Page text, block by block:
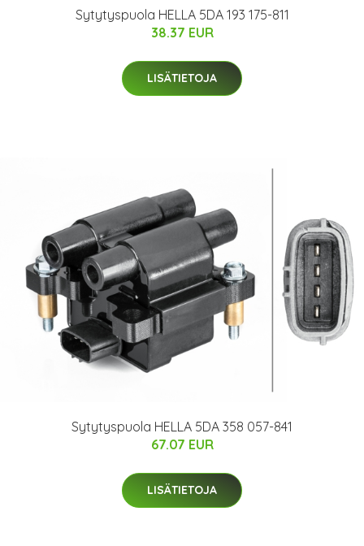
Sytytyspuola HELLA 5DA 193 175-811
38.37 EUR
LISÄTIETOJA
Sytytyspuola HELLA 5DA 358 057-841
67.07 EUR
LISÄTIETOJA